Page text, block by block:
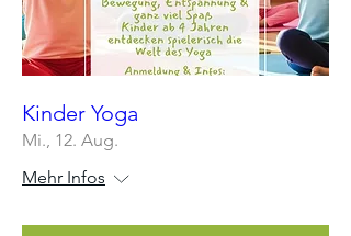
Kinder Yoga
Mi., 12. Aug.
Mehr Infos